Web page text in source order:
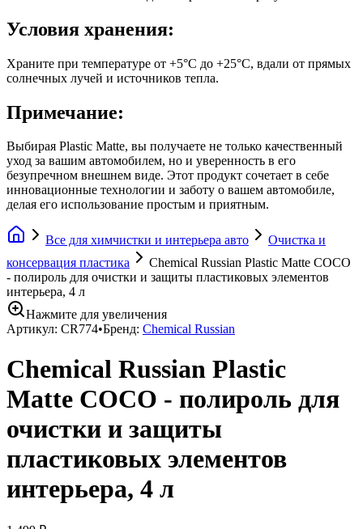
Условия хранения:
Храните при температуре от +5°C до +25°C, вдали от прямых
солнечных лучей и источников тепла.
Примечание:
Выбирая Plastic Matte, вы получаете не только качественный
уход за вашим автомобилем, но и уверенность в его
безупречном внешнем виде. Этот продукт сочетает в себе
инновационные технологии и заботу о вашем автомобиле,
делая его использование простым и приятным.
Все для химчистки и интерьера авто
Очистка и
консервация пластика
Chemical Russian Plastic Matte COCO
- полироль для очистки и защиты пластиковых элементов
интерьера, 4 л
Нажмите для увеличения
Артикул: CR774•Бренд: Chemical Russian
Chemical Russian Plastic
Matte COCO - полироль для
очистки и защиты
пластиковых элементов
интерьера, 4 л